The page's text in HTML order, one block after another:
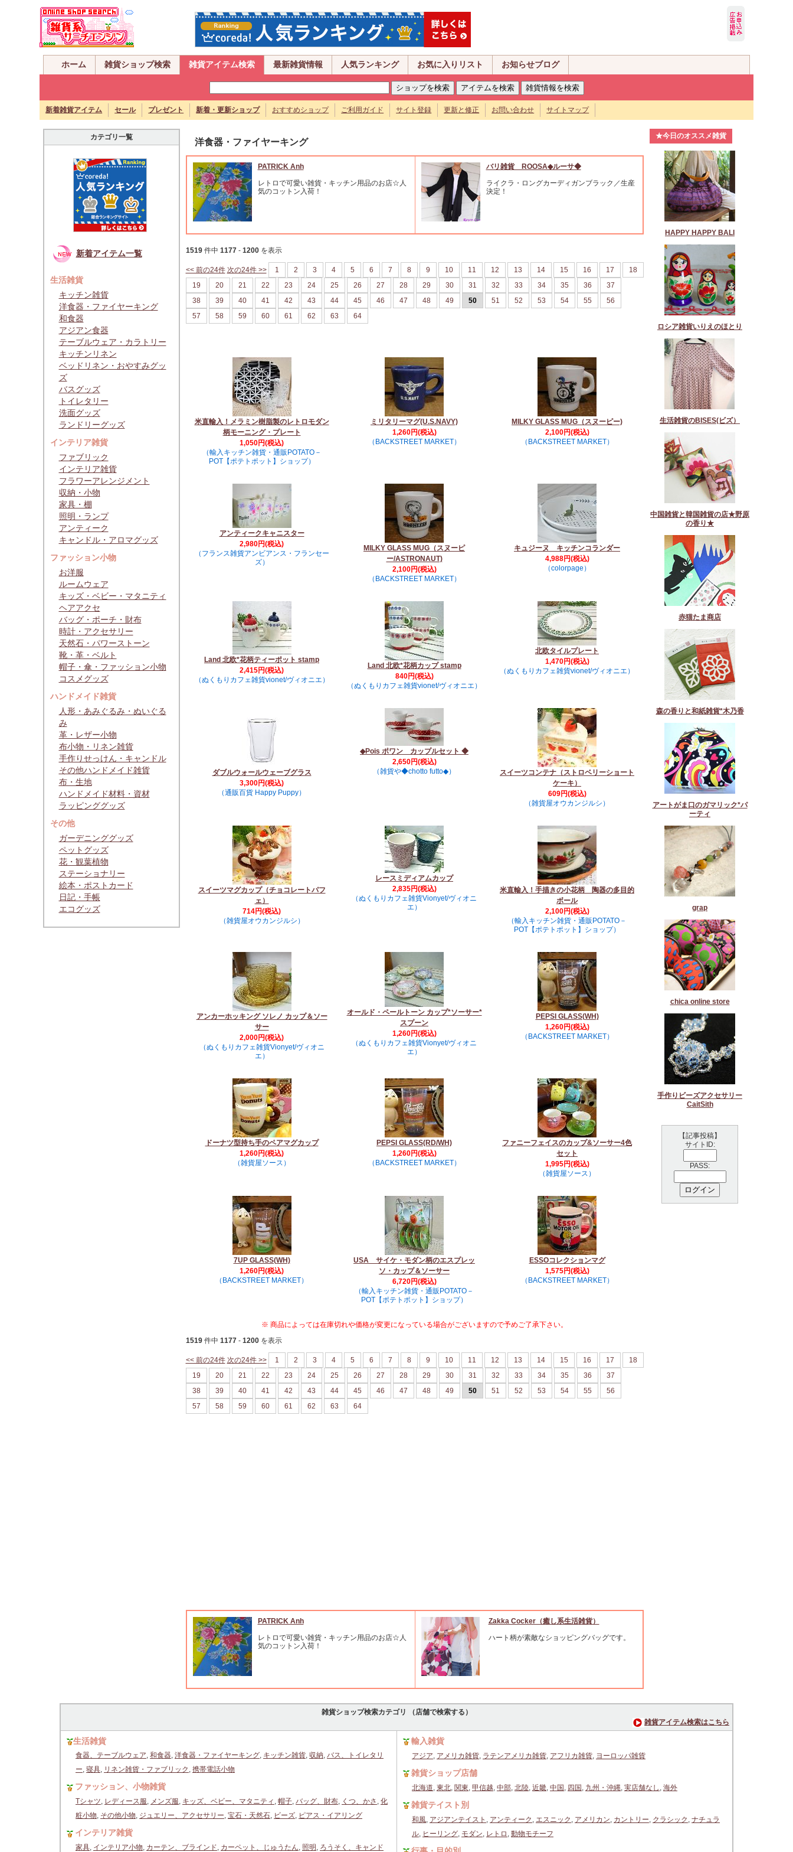
ホーム 雑貨ショップ検索 雑貨アイテム検索 最新雑貨情報 人気ランキング お気に入りリスト お知らせブログ
新着雑貨アイテム セール プレゼント 新着・更新ショップ おすすめショップ ご利用ガイド サイト登録 更新と修正 お問い合わせ サイトマップ
カテゴリ一覧
新着アイテム一覧
生活雑貨
キッチン雑貨
洋食器・ファイヤーキング
和食器
アジアン食器
テーブルウェア・カラトリー
キッチンリネン
ベッドリネン・おやすみグッ
ズ
バスグッズ
トイレタリー
洗面グッズ
ランドリーグッズ
インテリア雑貨
ファブリック
インテリア雑貨
フラワーアレンジメント
収納・小物
家具・棚
照明・ランプ
アンティーク
キャンドル・アロマグッズ
ファッション小物
お洋服
ルームウェア
キッズ・ベビー・マタニティ
ヘアアクセ
バッグ・ポーチ・財布
時計・アクセサリー
天然石・パワーストーン
靴・革・ベルト
帽子・傘・ファッション小物
コスメグッズ
ハンドメイド雑貨
人形・あみぐるみ・ぬいぐる
み
革・レザー小物
布小物・リネン雑貨
手作りせっけん・キャンドル
その他ハンドメイド雑貨
布・生地
ハンドメイド材料・資材
ラッピンググッズ
その他
ガーデニンググッズ
ペットグッズ
花・観葉植物
ステーショナリー
絵本・ポストカード
日記・手帳
エコグッズ
洋食器・ファイヤーキング
PATRICK Anh
レトロで可愛い雑貨・キッチン用品のお店☆人
気のコットン入荷！
バリ雑貨 ROOSA◆ルーサ◆
ライクラ・ロングカーディガンブラック／生産
決定！
1519件中 1177- 1200を表示
<< 前の24件 次の24件 >> 1 2 3 4 5 6 7 8 9 10 11 12 13 14 15 16 17
18
19
20 21 22 23 24 25 26 27 28 29 30 31 32 33 34 35 36
37
38
39 40 41 42 43 44 45 46 47 48 49 50 51 52 53 54 55
56
57
58 59 60 61 62 63 64
米直輸入！メラミン樹脂製のレトロモダン
柄モーニング・プレート
1,050円(税込)
（輸入キッチン雑貨・通販POTATO－
POT【ポテトポット】ショップ）
ミリタリーマグ(U.S.NAVY)
1,260円(税込)
（BACKSTREET MARKET）
MILKY GLASS MUG（スヌーピー)
2,100円(税込)
（BACKSTREET MARKET）
アンティークキャニスター
2,980円(税込)
（フランス雑貨アンビアンス・フランセー
ズ）
MILKY GLASS MUG（スヌーピ
ー/ASTRONAUT)
2,100円(税込)
（BACKSTREET MARKET）
キュジーヌ キッチンコランダー
4,988円(税込)
（colorpage）
Land 北欧*花柄ティーポット stamp
2,415円(税込)
（ぬくもりカフェ雑貨vionet/ヴィオニエ）
Land 北欧*花柄カップ stamp
840円(税込)
（ぬくもりカフェ雑貨vionet/ヴィオニエ）
北欧タイルプレート
1,470円(税込)
（ぬくもりカフェ雑貨vionet/ヴィオニエ）
ダブルウォールウェーブグラス
3,300円(税込)
（通販百貨 Happy Puppy）
◆Pois ポワン カップルセット ◆
2,650円(税込)
（雑貨や◆chotto futto◆）
スイーツコンテナ（ストロベリーショート
ケーキ）
609円(税込)
（雑貨屋オウカンジルシ）
スイーツマグカップ（チョコレートパフ
ェ）
714円(税込)
（雑貨屋オウカンジルシ）
レースミディアムカップ
2,835円(税込)
（ぬくもりカフェ雑貨Vionyet/ヴィオニ
エ）
米直輸入！手描きの小花柄 陶器の多目的
ボール
2,100円(税込)
（輸入キッチン雑貨・通販POTATO－
POT【ポテトポット】ショップ）
アンカーホッキング ソレノ カップ＆ソー
サー
2,000円(税込)
（ぬくもりカフェ雑貨Vionyet/ヴィオニ
エ）
オールド・ペールトーン カップ*ソーサー*
スプーン
1,260円(税込)
（ぬくもりカフェ雑貨Vionyet/ヴィオニ
エ）
PEPSI GLASS(WH)
1,260円(税込)
（BACKSTREET MARKET）
ドーナツ型持ち手のペアマグカップ
1,260円(税込)
（雑貨屋ソース）
PEPSI GLASS(RD/WH)
1,260円(税込)
（BACKSTREET MARKET）
ファニーフェイスのカップ&ソーサー4色
セット
1,995円(税込)
（雑貨屋ソース）
7UP GLASS(WH)
1,260円(税込)
（BACKSTREET MARKET）
USA サイケ・モダン柄のエスプレッ
ソ・カップ＆ソーサー
6,720円(税込)
（輸入キッチン雑貨・通販POTATO－
POT【ポテトポット】ショップ）
ESSOコレクションマグ
1,575円(税込)
（BACKSTREET MARKET）
※ 商品によっては在庫切れや価格が変更になっている場合がございますので予めご了承下さい。
1519件中 1177- 1200を表示
<< 前の24件 次の24件 >> 1 2 3 4 5 6 7 8 9 10 11 12 13 14 15 16 17
18
19
20 21 22 23 24 25 26 27 28 29 30 31 32 33 34 35 36
37
38
39 40 41 42 43 44 45 46 47 48 49 50 51 52 53 54 55
56
57
58 59 60 61 62 63 64
PATRICK Anh
レトロで可愛い雑貨・キッチン用品のお店☆人
気のコットン入荷！
Zakka Cocker（癒し系生活雑貨）
ハート柄が素敵なショッピングバッグです。
★今日のオススメ雑貨
HAPPY HAPPY BALI
ロシア雑貨いりえのほとり
生活雑貨のBISES(ビズ）
中国雑貨と韓国雑貨の店★野原
の香り★
赤猫たま商店
森の香りと和紙雑貨*木乃香
アートがま口のガマリック*パ
ーティ
grap
chica online store
手作りビーズアクセサリー
CaitSith
【記事投稿】
サイトID:
PASS:
雑貨ショップ検索カテゴリ （店舗で検索する）
雑貨アイテム検索はこちら
生活雑貨
食器、テーブルウェア, 和食器, 洋食器・ファイヤーキング, キッチン雑貨, 収納, バス、トイレタリ
ー, 寝具, リネン雑貨・ファブリック , 携帯電話小物
ファッション、小物雑貨
Tシャツ, レディース服, メンズ服, キッズ、ベビー、マタニティ , 帽子, バッグ、財布, くつ、かさ , 化
粧小物, その他小物, ジュエリー、アクセサリー, 宝石・天然石, ビーズ, ピアス・イアリング
インテリア雑貨
家具, インテリア小物, カーテン、ブラインド, カーペット、じゅうたん, 照明 , ろうそく、キャンド
輸入雑貨
アジア, アメリカ雑貨, ラテンアメリカ雑貨, アフリカ雑貨, ヨーロッパ雑貨
雑貨ショップ店舗
北海道, 東北, 関東, 甲信越, 中部, 北陸, 近畿, 中国 , 四国 , 九州・沖縄, 実店舗なし , 海外
雑貨テイスト別
和風, アジアンテイスト , アンティーク , エスニック , アメリカン, カントリー, クラシック , ナチュラ
ル, ヒーリング, モダン, レトロ , 動物モチーフ